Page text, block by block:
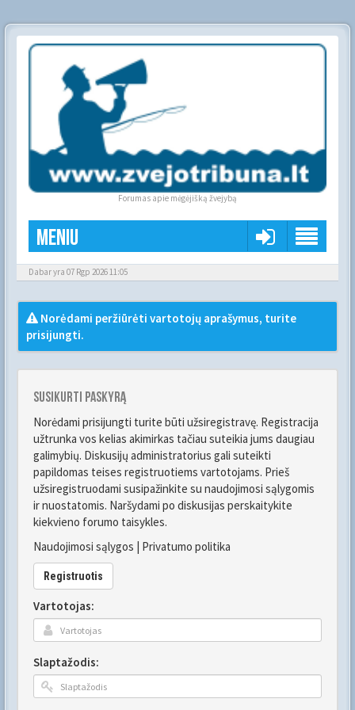
Forumas apie mėgėjišką žvejybą
Meniu
Dabar yra 07 Rgp 2026 11:05
Norėdami peržiūrėti vartotojų aprašymus, turite
prisijungti.
Susikurti paskyrą
Norėdami prisijungti turite būti užsiregistravę. Registracija
užtrunka vos kelias akimirkas tačiau suteikia jums daugiau
galimybių. Diskusijų administratorius gali suteikti
papildomas teises registruotiems vartotojams. Prieš
užsiregistruodami susipažinkite su naudojimosi sąlygomis
ir nuostatomis. Naršydami po diskusijas perskaitykite
kiekvieno forumo taisykles.
Naudojimosi sąlygos | Privatumo politika
Registruotis
Vartotojas:
Slaptažodis: